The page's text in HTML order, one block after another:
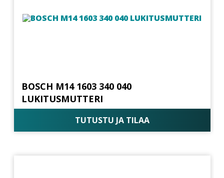
BOSCH M14 1603 340 040
LUKITUSMUTTERI
TUTUSTU JA TILAA